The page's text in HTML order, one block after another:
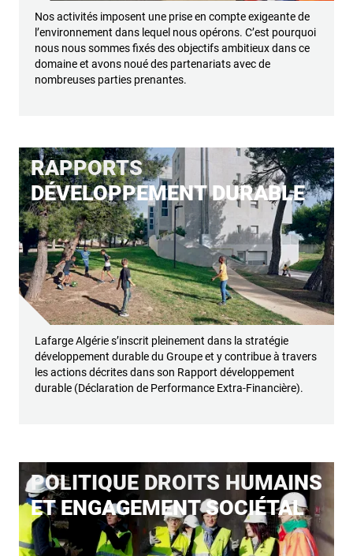
Nos activités imposent une prise en compte exigeante de
l’environnement dans lequel nous opérons. C’est pourquoi
nous nous sommes fixés des objectifs ambitieux dans ce
domaine et avons noué des partenariats avec de
nombreuses parties prenantes.
RAPPORTS
DÉVELOPPEMENT DURABLE
Lafarge Algérie s’inscrit pleinement dans la stratégie
développement durable du Groupe et y contribue à travers
les actions décrites dans son Rapport développement
durable (Déclaration de Performance Extra-Financière).
POLITIQUE DROITS HUMAINS
ET ENGAGEMENT SOCIÉTAL